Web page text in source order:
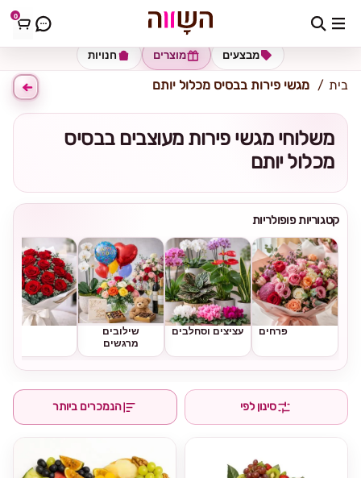
0 כתובת למשלוח הזינו כתובת
חנויות מוצרים מבצעים
בית מגשי פירות בבסיס מכלול יותם
משלוחי מגשי פירות מעוצבים בבסיס
מכלול יותם
קטגוריות פופולריות
פרחים עציצים וסחלבים
שילובים
מרגשים
סינון לפי הנמכרים ביותר